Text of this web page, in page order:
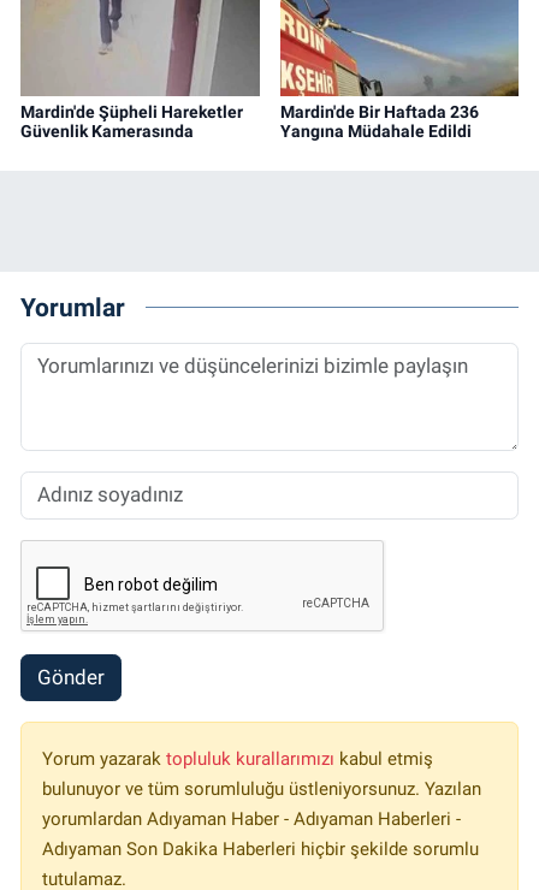
Mardin'de Şüpheli Hareketler
Güvenlik Kamerasında
Mardin'de Bir Haftada 236
Yangına Müdahale Edildi
Yorumlar
Gönder
Yorum yazarak topluluk kurallarımızı kabul etmiş
bulunuyor ve tüm sorumluluğu üstleniyorsunuz. Yazılan
yorumlardan Adıyaman Haber - Adıyaman Haberleri -
Adıyaman Son Dakika Haberleri hiçbir şekilde sorumlu
tutulamaz.